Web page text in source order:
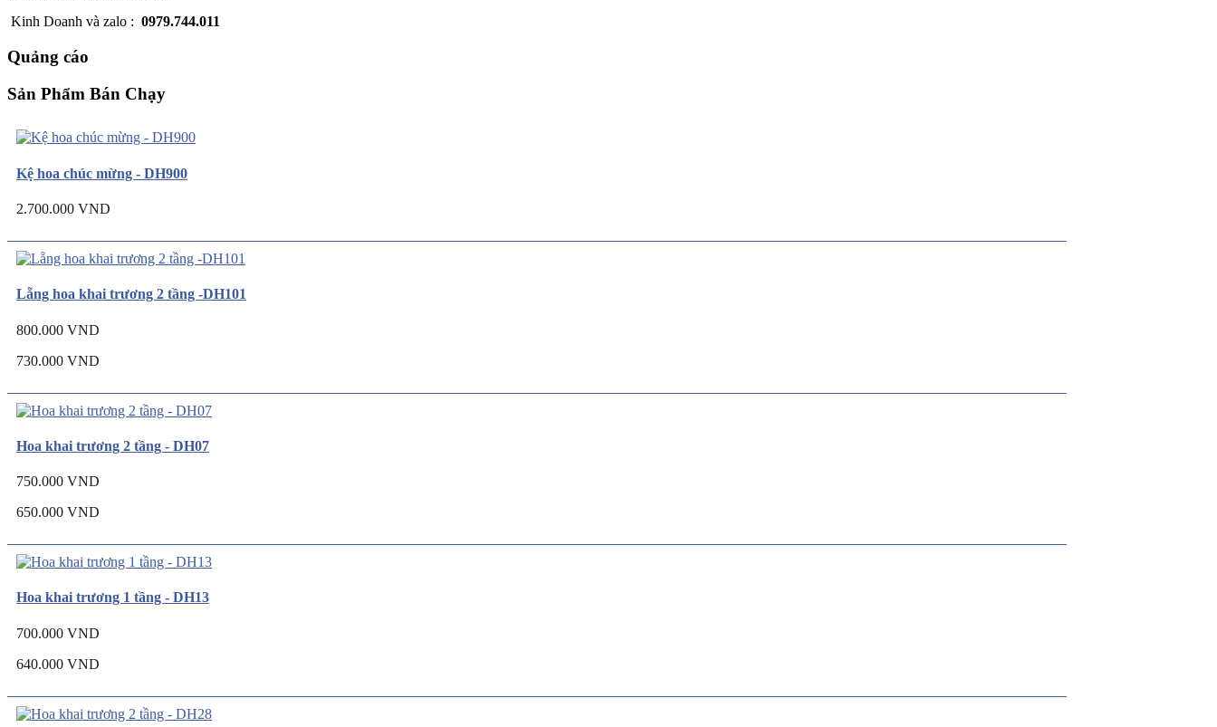
Kinh Doanh và zalo : 0979.744.011
Quảng cáo
Sản Phẩm Bán Chạy
Kệ hoa chúc mừng - DH900
2.700.000 VND
Lẵng hoa khai trương 2 tầng -DH101
800.000 VND
730.000 VND
Hoa khai trương 2 tầng - DH07
750.000 VND
650.000 VND
Hoa khai trương 1 tầng - DH13
700.000 VND
640.000 VND